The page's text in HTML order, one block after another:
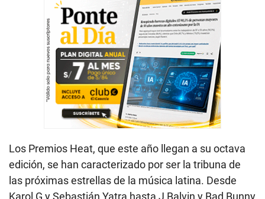
Los Premios Heat, que este año llegan a su octava
edición, se han caracterizado por ser la tribuna de
las próximas estrellas de la música latina. Desde
Karol G y Sebastián Yatra hasta J Balvin y Bad Bunny